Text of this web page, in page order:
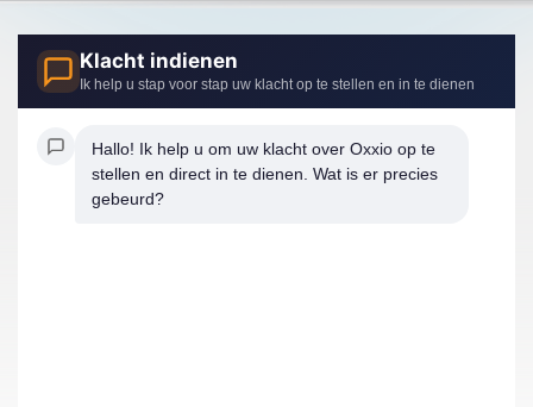
Klacht indienen
Ik help u stap voor stap uw klacht op te stellen en in te dienen
Hallo! Ik help u om uw klacht over Oxxio op te
stellen en direct in te dienen. Wat is er precies
gebeurd?